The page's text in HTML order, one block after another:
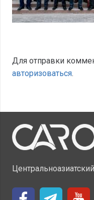
Для отправки
авторизоваться.